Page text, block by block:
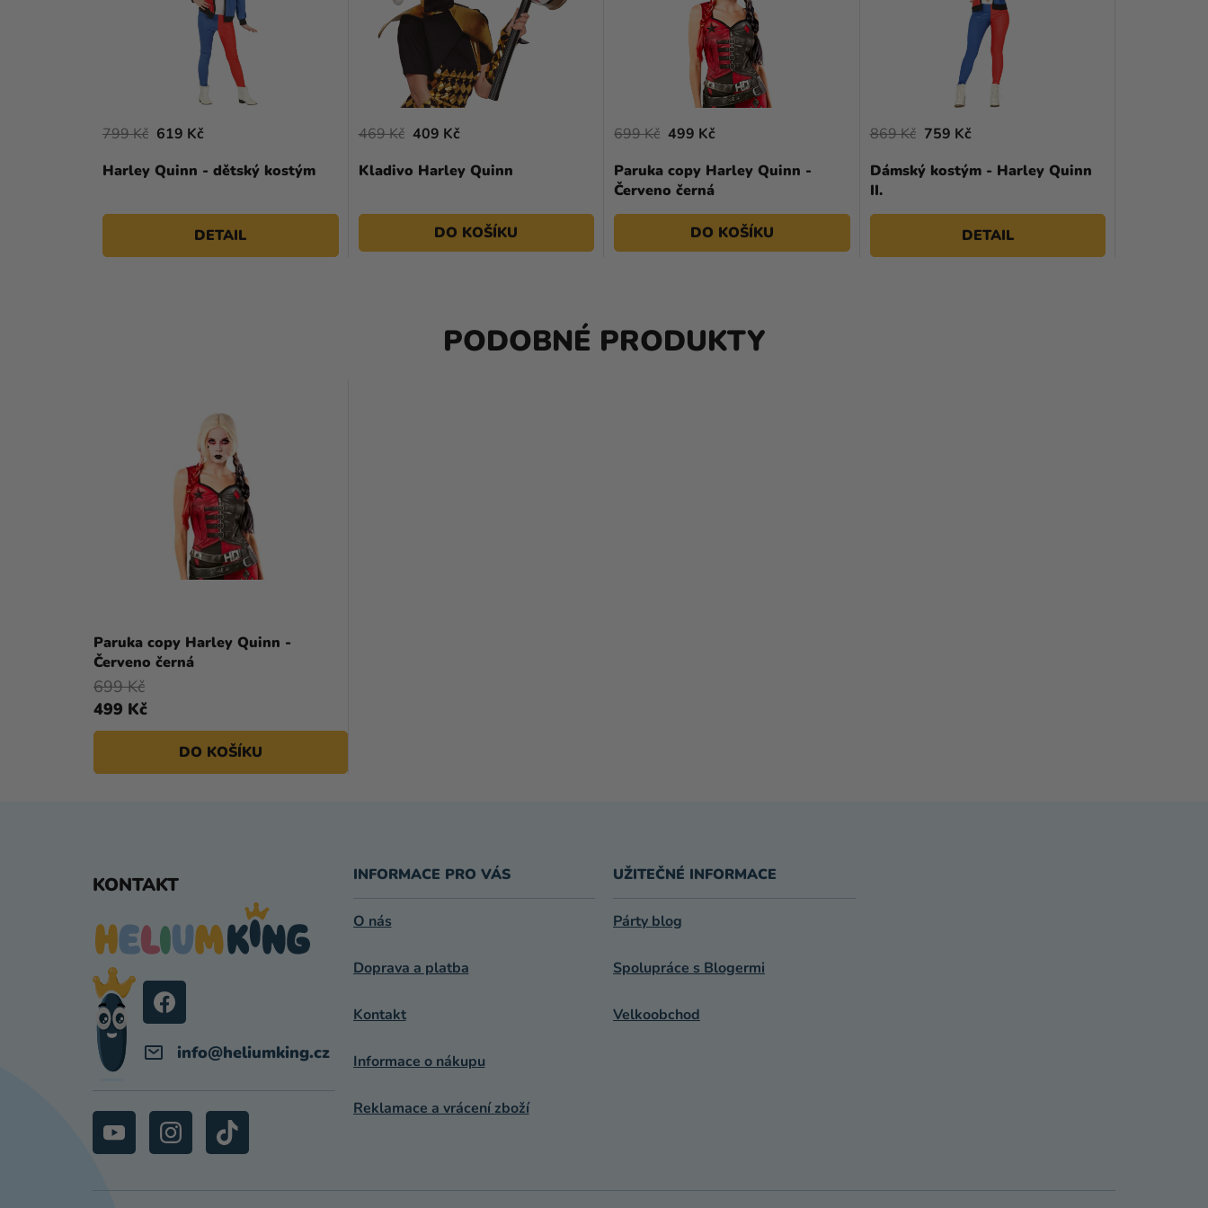
Harley Quinn - dětský kostým
799 Kč 619 Kč
DETAIL
Kladivo Harley Quinn
469 Kč 409 Kč
DO KOŠÍKU
Paruka copy Harley Quinn -
Červeno černá
699 Kč 499 Kč
DO KOŠÍKU
Dámský kostým - Harley Quinn
II.
869 Kč 759 Kč
DETAIL
PODOBNÉ PRODUKTY
Paruka copy Harley Quinn -
Červeno černá
499 Kč
699 Kč
DO KOŠÍKU
KONTAKT
info@heliumking.cz
INFORMACE PRO VÁS
O nás
Doprava a platba
Kontakt
Informace o nákupu
Reklamace a vrácení zboží
UŽITEČNÉ INFORMACE
Párty blog
Spolupráce s Blogermi
Velkoobchod